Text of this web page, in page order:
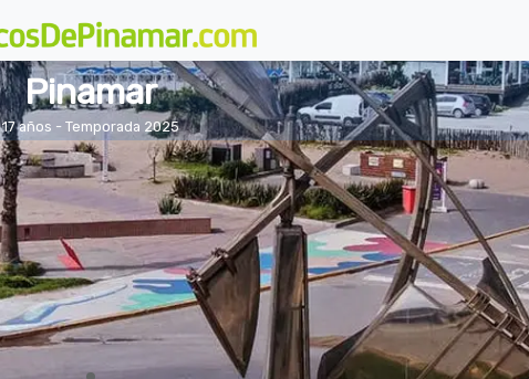
Pinamar
17 años - Temporada 2025